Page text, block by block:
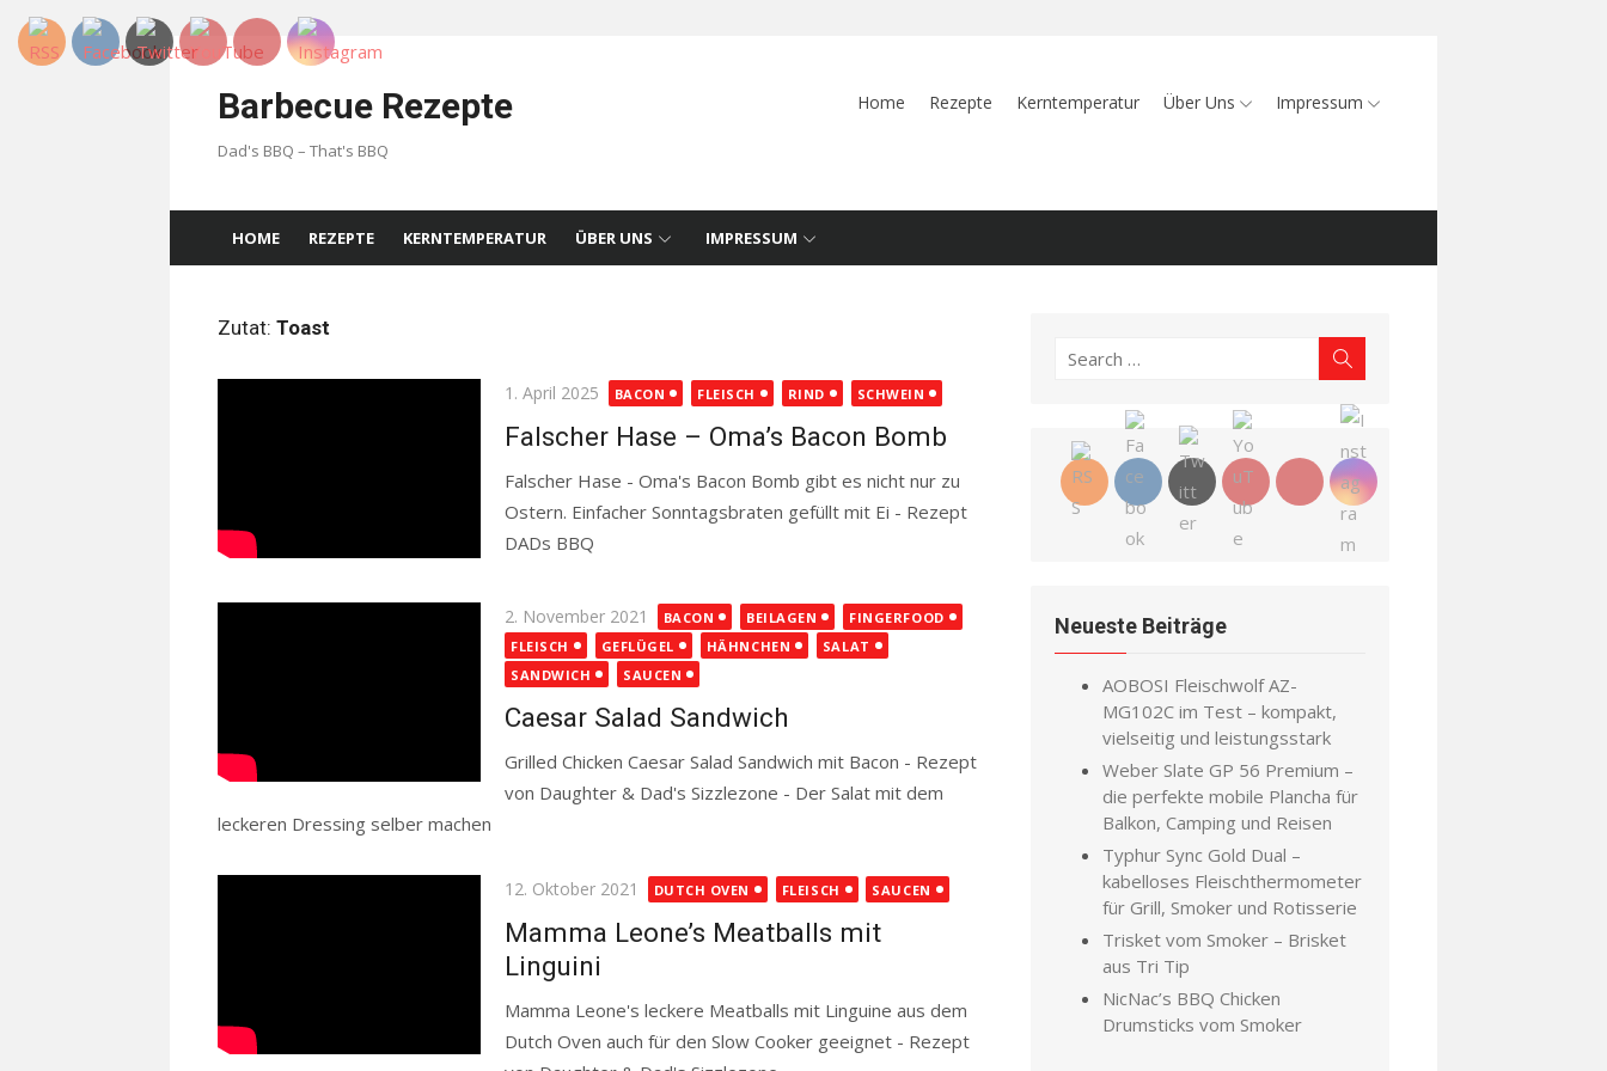
Skip
Barbecue Rezepte
Dad's BBQ – That's BBQ
Home Rezepte Kerntemperatur Über Uns Impressum
HOME REZEPTE KERNTEMPERATUR ÜBER UNS IMPRESSUM
Zutat: Toast
Posted
1. April 2025 BACON FLEISCH RIND SCHWEIN
Falscher Hase – Oma’s Bacon Bomb
Falscher Hase - Oma's Bacon Bomb gibt es nicht nur zu
Ostern. Einfacher Sonntagsbraten gefüllt mit Ei - Rezept
DADs BBQ
Posted
on
2. November 2021 BACON BEILAGEN
FINGERFOOD
FLEISCH
GEFLÜGEL HÄHNCHEN
SALAT
SANDWICH
SAUCEN
Caesar Salad Sandwich
Grilled Chicken Caesar Salad Sandwich mit Bacon - Rezept
von Daughter & Dad's Sizzlezone - Der Salat mit dem
leckeren Dressing selber machen
Posted
12. Oktober 2021 DUTCH OVEN FLEISCH SAUCEN
Mamma Leone’s Meatballs mit
Linguini
Mamma Leone's leckere Meatballs mit Linguine aus dem
Dutch Oven auch für den Slow Cooker geeignet - Rezept
Search
Neueste Beiträge
AOBOSI Fleischwolf AZ-
MG102C im Test – kompakt,
vielseitig und leistungsstark
Weber Slate GP 56 Premium –
die perfekte mobile Plancha für
Balkon, Camping und Reisen
Typhur Sync Gold Dual –
kabelloses Fleischthermometer
für Grill, Smoker und Rotisserie
Trisket vom Smoker – Brisket
aus Tri Tip
NicNac’s BBQ Chicken
Drumsticks vom Smoker